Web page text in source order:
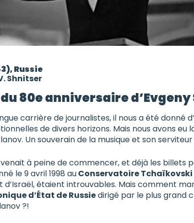
Russie
Shnitser
80e anniversaire
carrière de journalistes, il nous a été donné
de divers horizons. Mais nous avons eu
Un souverain de la musique et son
venait à peine de commencer, et déjà les billets
le 9 avril 1998 auConservatoire Tchaïkovski
d’Israël, étaient introuvables. Mais comment
d’État de Russiedirigé par le plus grand
?!